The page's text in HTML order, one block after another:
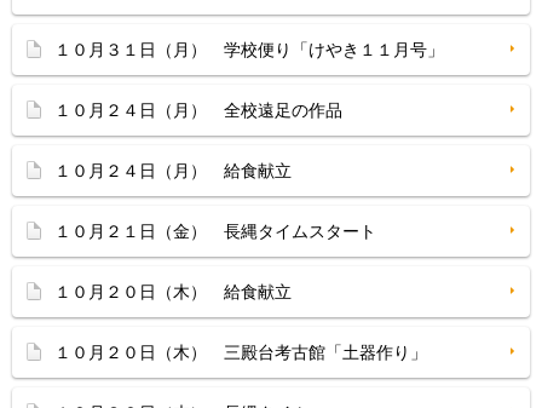
１０月３１日（月） 学校便り「けやき１１月号」
１０月２４日（月） 全校遠足の作品
１０月２４日（月） 給食献立
１０月２１日（金） 長縄タイムスタート
１０月２０日（木） 給食献立
１０月２０日（木） 三殿台考古館「土器作り」